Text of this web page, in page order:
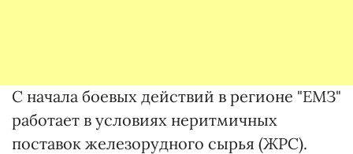
С начала боевых действий в регионе "ЕМЗ"
работает в условиях неритмичных
поставок железорудного сырья (ЖРС).